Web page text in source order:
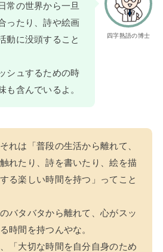
四字熟語の博士
常の世界から一旦
ったり、詩や絵画
動に没頭すること
シュするための時
も含んでいるよ。
れは「普段の生活から離れて、
れたり、詩を書いたり、絵を描
る楽しい時間を持つ」ってこと
バタバタから離れて、心がスッ
時間を持つんやな。
「大切な時間を自分自身のため